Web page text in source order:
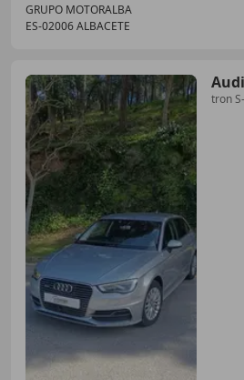
GRUPO MOTORALBA
ES-02006 ALBACETE
tron